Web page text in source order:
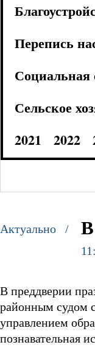
Перепись
Социальная
Сельское
2021
2022
Актуально /
В преддверии
районным судом
управлением
познавательная